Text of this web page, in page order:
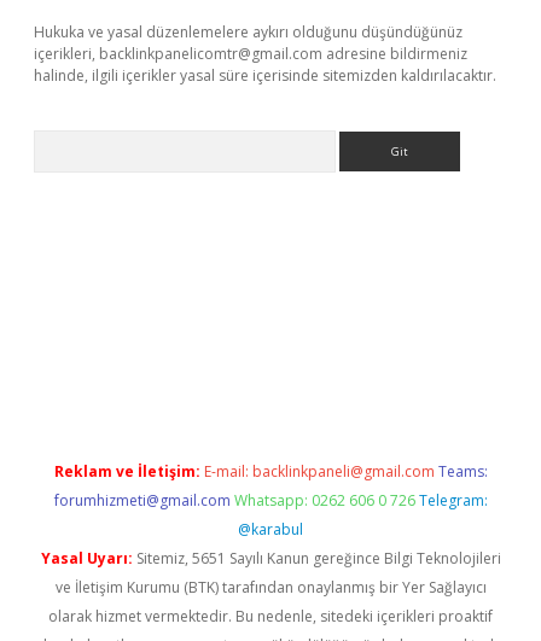
Hukuka ve yasal düzenlemelere aykırı olduğunu düşündüğünüz
içerikleri, backlinkpanelicomtr@gmail.com adresine bildirmeniz
halinde, ilgili içerikler yasal süre içerisinde sitemizden kaldırılacaktır.
Reklam ve İletişim: E-mail: backlinkpaneli@gmail.com Teams:
forumhizmeti@gmail.com Whatsapp: 0262 606 0 726 Telegram:
@karabul
Yasal Uyarı: Sitemiz, 5651 Sayılı Kanun gereğince Bilgi Teknolojileri
ve İletişim Kurumu (BTK) tarafından onaylanmış bir Yer Sağlayıcı
olarak hizmet vermektedir. Bu nedenle, sitedeki içerikleri proaktif